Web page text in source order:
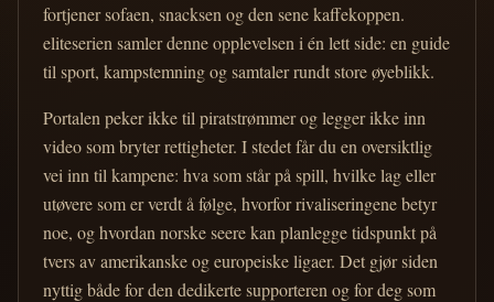
fortjener sofaen, snacksen og den sene kaffekoppen.
eliteserien samler denne opplevelsen i én lett side: en guide
til sport, kampstemning og samtaler rundt store øyeblikk.
Portalen peker ikke til piratstrømmer og legger ikke inn
video som bryter rettigheter. I stedet får du en oversiktlig
vei inn til kampene: hva som står på spill, hvilke lag eller
utøvere som er verdt å følge, hvorfor rivaliseringene betyr
noe, og hvordan norske seere kan planlegge tidspunkt på
tvers av amerikanske og europeiske ligaer. Det gjør siden
nyttig både for den dedikerte supporteren og for deg som